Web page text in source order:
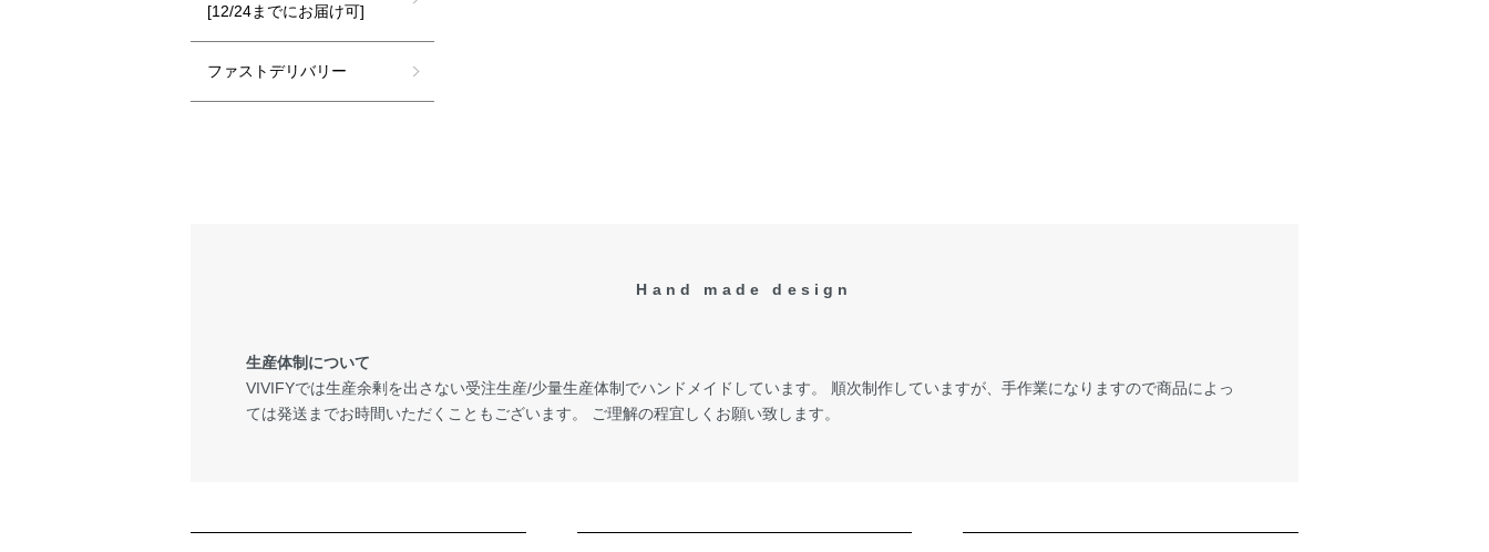
[12/24までにお届け可]
ファストデリバリー
Hand made design
生産体制について
VIVIFYでは生産余剰を出さない受注生産/少量生産体制でハンドメイドしています。 順次制作していますが、手作業になりますので商品によっ
ては発送までお時間いただくこともございます。 ご理解の程宜しくお願い致します。